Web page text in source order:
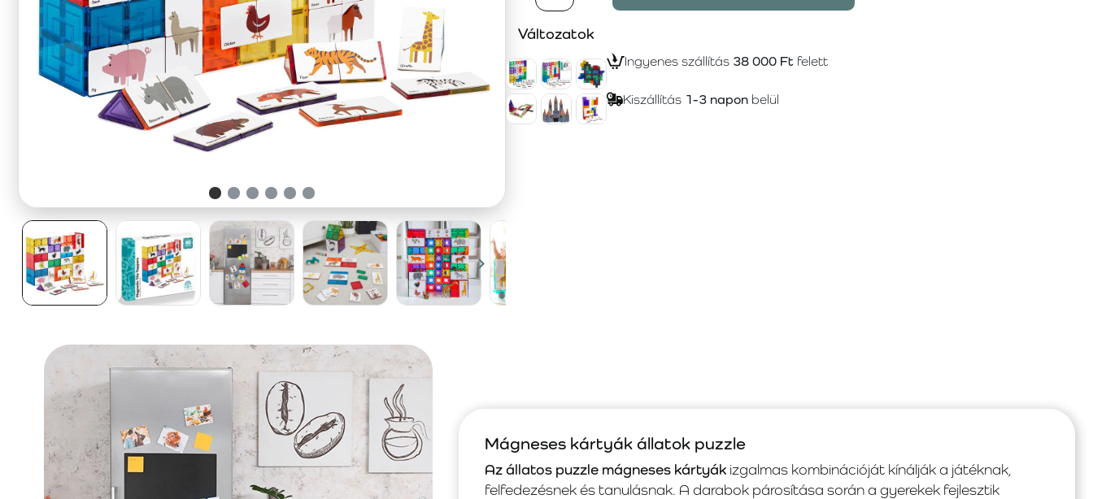
Változatok
Ingyenes szállítás 38 000 Ft felett
Kiszállítás 1-3 napon belül
Mágneses kártyák állatok puzzle
Az állatos puzzle mágneses kártyákizgalmas kombinációját kínálják a játéknak,
felfedezésnek és tanulásnak. A darabok párosítása során a gyerekek fejlesztik